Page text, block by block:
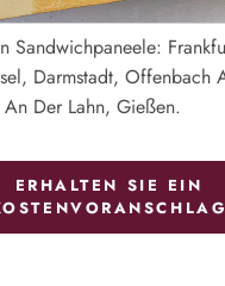
Sandwichpaneele:
Darmstadt, Offenbach
Der Lahn, Gießen.
ERHALTEN SIE EIN